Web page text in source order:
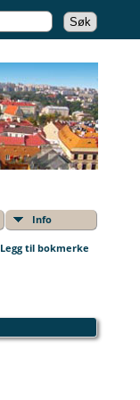
Info
Legg til bokmerke